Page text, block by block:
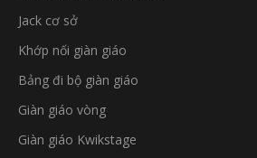
Jack cơ sở
Khớp nối giàn giáo
Bảng đi bộ giàn giáo
Giàn giáo vòng
Giàn giáo Kwikstage